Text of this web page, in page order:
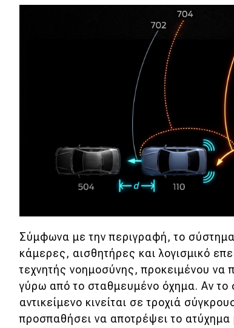
Τεχνολογία
Classic
Νέα
Παρουσιάσεις
Σύμφωνα με την περιγραφή, το
κάμερες, αισθητήρες και λογισμικό
τεχνητής νοημοσύνης, προκειμένου να
γύρω από το σταθμευμένο όχημα. Αν το
αντικείμενο κινείται σε τροχιά
προσπαθήσει να αποτρέψει το ατύχημα